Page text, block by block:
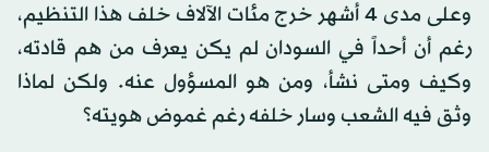
وعلى مدى 4 أشهر خرج مئات الآلاف خلف هذا التنظيم،
رغم أن أحداً في السودان لم يكن يعرف من هم قادته،
وكيف ومتى نشأ، ومن هو المسؤول عنه. ولكن لماذا
وثق فيه الشعب وسار خلفه رغم غموض هويته؟